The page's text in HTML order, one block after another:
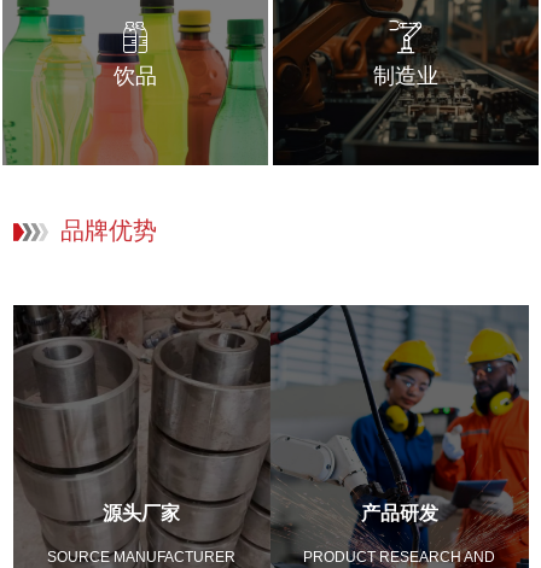
饮品 制造业
品牌优势
源头厂家
SOURCE MANUFACTURER
产品研发
PRODUCT RESEARCH AND